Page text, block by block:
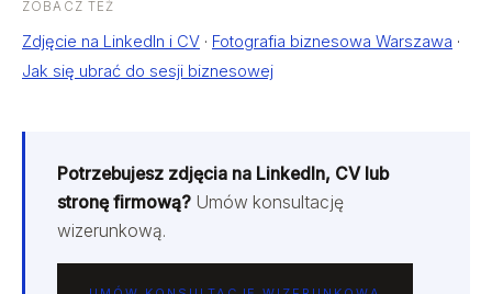
ZOBACZ TEŻ
Zdjęcie na LinkedIn i CV · Fotografia biznesowa Warszawa ·
Jak się ubrać do sesji biznesowej
Potrzebujesz zdjęcia na LinkedIn, CV lub
stronę firmową?Umów konsultację
wizerunkową.